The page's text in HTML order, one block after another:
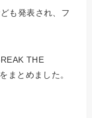
も発表され、フ
THE
まとめました。